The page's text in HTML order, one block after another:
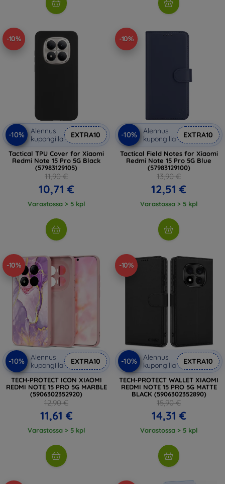
-10%
-10%
Alennus
kupongilla
EXTRA10
Tactical TPU Cover for Xiaomi
Redmi Note 15 Pro 5G Black
(57983129105)
11,90 €
10,71 €
Varastossa > 5 kpl
-10%
-10%
Alennus
kupongilla
EXTRA10
Tactical Field Notes for Xiaomi
Redmi Note 15 Pro 5G Blue
(57983129100)
13,90 €
12,51 €
Varastossa > 5 kpl
-10%
-10%
Alennus
kupongilla
EXTRA10
TECH-PROTECT ICON XIAOMI
REDMI NOTE 15 PRO 5G MARBLE
(5906302352920)
12,90 €
11,61 €
Varastossa > 5 kpl
-10%
-10%
Alennus
kupongilla
EXTRA10
TECH-PROTECT WALLET XIAOMI
REDMI NOTE 15 PRO 5G MATTE
BLACK (5906302352890)
15,90 €
14,31 €
Varastossa > 5 kpl